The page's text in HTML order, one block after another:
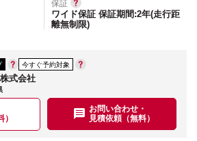
保証
ワイド保証 保証期間:2年(走行距
離無制限)
今すぐ予約対象
式会社
お問い合わせ・
見積依頼（無料）